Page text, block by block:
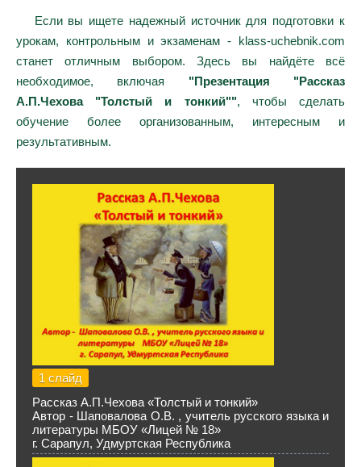
Если вы ищете надежный источник для подготовки к
урокам, контрольным и экзаменам - klass-uchebnik.com
станет отличным выбором. Здесь вы найдёте всё
необходимое, включая "Презентация "Рассказ
А.П.Чехова "Толстый и тонкий"", чтобы сделать
обучение более организованным, интересным и
результативным.
1 слайд
Рассказ А.П.Чехова «Толстый и тонкий»
Автор - Шаповалова О.В. , учитель русского языка и
литературы МБОУ «Лицей № 18»
г. Сарапул, Удмуртская Республика